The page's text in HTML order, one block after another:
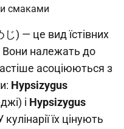
) — це вид їстівних
Вони належать до
асоціюються з
Hypsizygus
і Hypsizygus
їх цінують